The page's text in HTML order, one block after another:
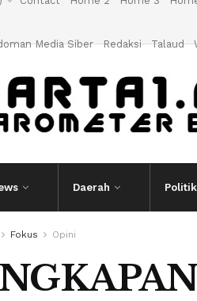
Media Siber Redaksi Talaud
Daerah Politik
Fokus Opini